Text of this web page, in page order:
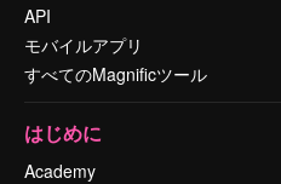
API
モバイルアプリ
すべてのMagnificツール
はじめに
Academy